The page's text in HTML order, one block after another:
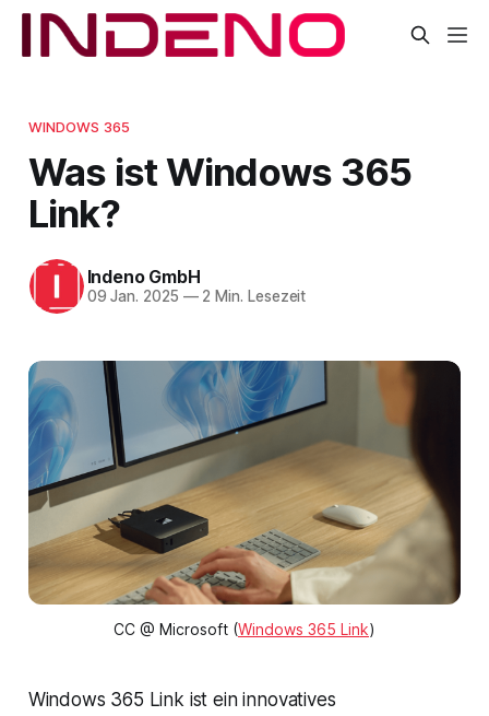
WINDOWS 365
Was ist Windows 365
Link?
Indeno GmbH
09 Jan. 2025 —2 Min. Lesezeit
CC @ Microsoft (Windows 365 Link)
Windows 365 Link ist ein innovatives